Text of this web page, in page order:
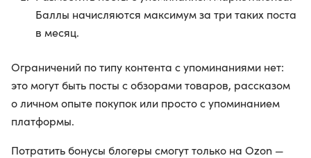
Баллы начисляются максимум за три таких поста
в месяц.
Ограничений по типу контента с упоминаниями нет:
это могут быть посты с обзорами товаров, рассказом
о личном опыте покупок или просто с упоминанием
платформы.
Потратить бонусы блогеры смогут только на Ozon —